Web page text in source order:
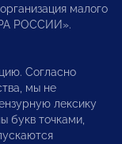
малого
РОССИИ».
Согласно
мы не
лексику
букв точками,